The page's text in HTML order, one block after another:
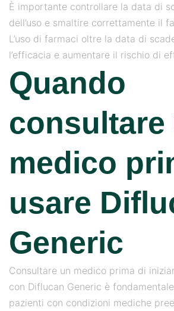
È importante controllare la data di
dell’uso e smaltire correttamente il
L’uso di farmaci oltre la data di
l’efficacia e aumentare il rischio di
Quando
consultare
medico
usare
Generic
Consultare un medico prima di
con Diflucan Generic è
pazienti con condizioni mediche